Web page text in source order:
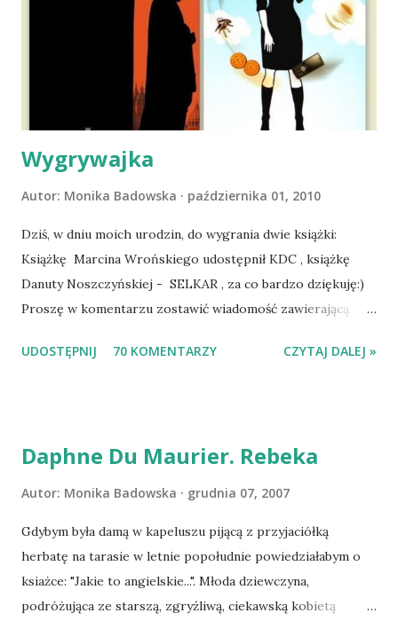
atak padaczki, co spowodowało, że wyjazd odwołaliśmy,
wdrożyliśmy leczenie i od nowa zaczęliśmy oswajać z nami i
wspólnym życiem zdezorientowanego chorobą psa. Udało
się ustabilizować zawirowania zdrowotne i wówczas
zaczęliśmy się cieszyć sobą wzajemnie już na 100%.
Dopier...
Wygrywajka
Autor: Monika Badowska października 01, 2010
Dziś, w dniu moich urodzin, do wygrania dwie książki:
Książkę Marcina Wrońskiego udostępnił KDC , książkę
Danuty Noszczyńskiej - SELKAR , za co bardzo dziękuję:)
Proszę w komentarzu zostawić wiadomość zawierającą
Losowanie odbędzie się w niedzielę o 8:00. Zapraszam
UDOSTĘPNIJ 70 KOMENTARZY CZYTAJ DALEJ »
Daphne Du Maurier. Rebeka
Autor: Monika Badowska grudnia 07, 2007
Gdybym była damą w kapeluszu pijącą z przyjaciółką
herbatę na tarasie w letnie popołudnie powiedziałabym o
ksiażce: "Jakie to angielskie...". Młoda dziewczyna,
podróżująca ze starszą, zgryźliwą, ciekawską kobietą